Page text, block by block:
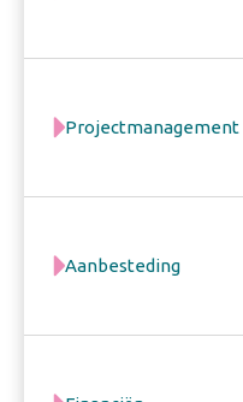
Projectmanagement
Aanbesteding